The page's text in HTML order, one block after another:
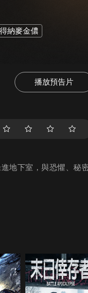
得納麥金儂
播放預告片
地下室，與恐懼、秘